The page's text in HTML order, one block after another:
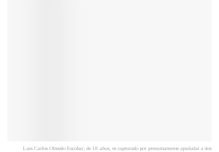
Luis Carlos Olmedo Escobar, de 18 años, es capturado por presuntamente apuñalar a dos